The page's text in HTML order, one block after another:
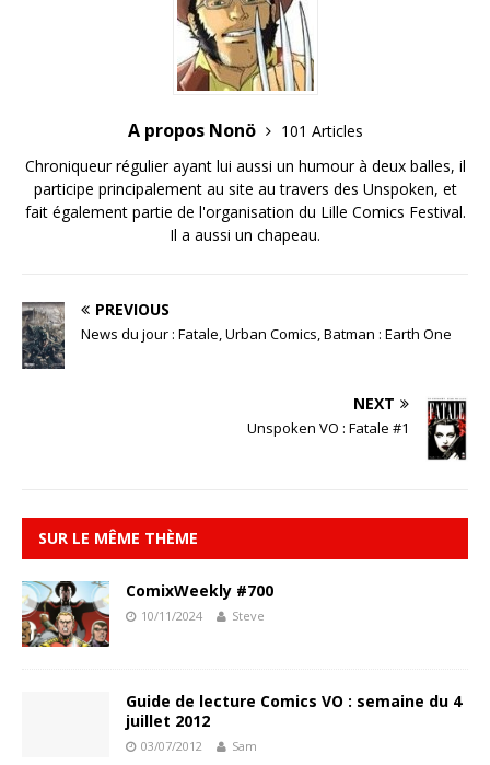
A propos Nonö
101 Articles
Chroniqueur régulier ayant lui aussi un humour à deux balles, il
participe principalement au site au travers des Unspoken, et
fait également partie de l'organisation du Lille Comics Festival.
Il a aussi un chapeau.
PREVIOUS
News du jour : Fatale, Urban Comics, Batman : Earth One
NEXT
Unspoken VO : Fatale #1
SUR LE MÊME THÈME
ComixWeekly #700
10/11/2024 Steve
Guide de lecture Comics VO : semaine du 4
juillet 2012
03/07/2012 Sam